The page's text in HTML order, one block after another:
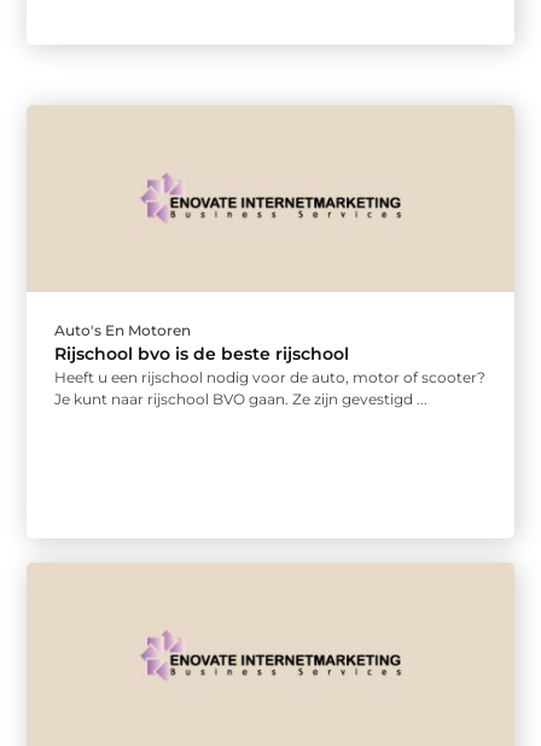
Auto's En Motoren
Rijschool bvo is de beste rijschool
Heeft u een rijschool nodig voor de auto, motor of scooter?
Je kunt naar rijschool BVO gaan. Ze zijn gevestigd ...